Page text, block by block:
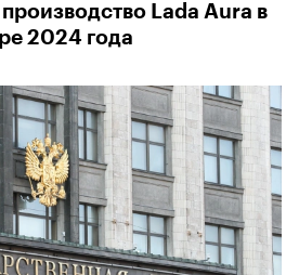
Lada Aura в
2024 года